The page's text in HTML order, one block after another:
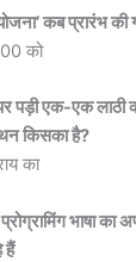
कब प्रारंभ की
को
पड़ी एक-एक लाठी
किसका है?
का
भाषा का
हैं